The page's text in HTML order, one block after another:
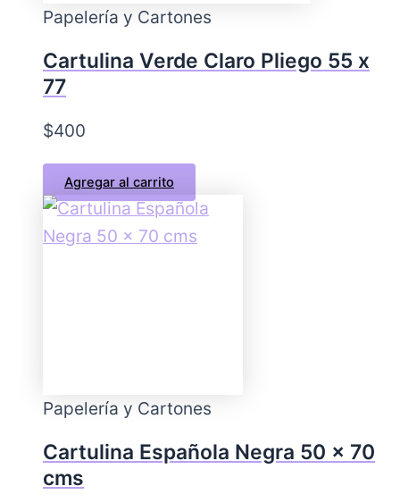
Papelería y Cartones
Cartulina Verde Claro Pliego 55 x
77
$400
Agregar al carrito
Papelería y Cartones
Cartulina Española Negra 50 x 70
cms